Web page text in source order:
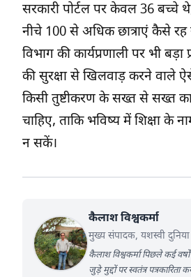
सरकारी पोर्टल पर केवल 36 बच्चे
नीचे 100 से अधिक छात्राएं कैसे रह
विभाग की कार्यप्रणाली पर भी बड़ा
की सुरक्षा से खिलवाड़ करने वाले
किसी तुष्टीकरण के सख्त से सख्त
चाहिए, ताकि भविष्य में शिक्षा
न सकें।
कैलाश विश्वकर्मा
मुख्य संपादक, यशस्वी
कैलाश विश्वकर्मा पिछले कई
जुड़े मुद्दों पर स्वतंत्र पत्रकारिता